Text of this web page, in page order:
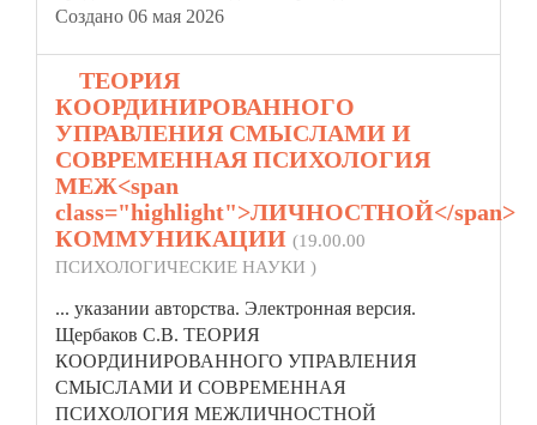
Создано 06 мая 2026
ТЕОРИЯ
КООРДИНИРОВАННОГО
УПРАВЛЕНИЯ СМЫСЛАМИ И
СОВРЕМЕННАЯ ПСИХОЛОГИЯ
МЕЖ<span
class="highlight">ЛИЧНОСТНОЙ</span>
КОММУНИКАЦИИ (19.00.00
ПСИХОЛОГИЧЕСКИЕ НАУКИ )
... указании авторства. Электронная версия.
Щербаков С.В. ТЕОРИЯ
КООРДИНИРОВАННОГО УПРАВЛЕНИЯ
СМЫСЛАМИ И СОВРЕМЕННАЯ
ПСИХОЛОГИЯ МЕЖЛИЧНОСТНОЙ